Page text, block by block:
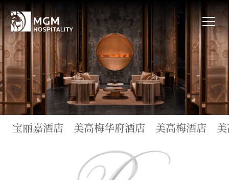
宝丽嘉酒店 美高梅华府酒店 美高梅酒店